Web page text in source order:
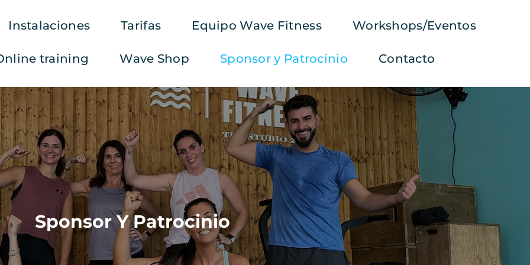
Instalaciones Tarifas Equipo Wave Fitness Workshops/Eventos
training Wave Shop Sponsor y Patrocinio Contacto
Sponsor Y Patrocinio